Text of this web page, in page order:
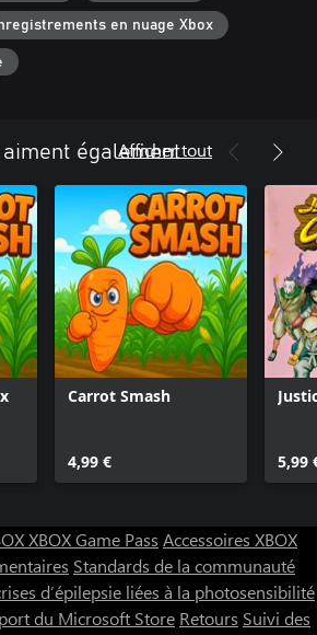
en nuage Xbox
également
Afficher tout
Carrot Smash
4,99 € 5,99
XBOX Game Pass Accessoires XBOX
Standards de la communauté
d’épilepsie liées à la photosensibilité
du Microsoft Store Retours Suivi des